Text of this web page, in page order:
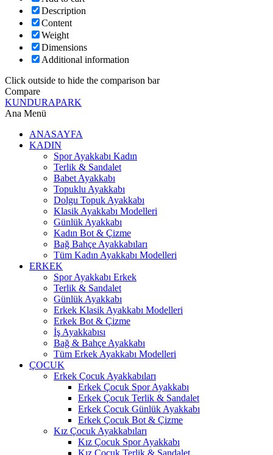
Description
Content
Weight
Dimensions
Additional information
Click outside to hide the comparison bar
Compare
KUNDURAPARK
Ana Menü
ANASAYFA
KADIN
Spor Ayakkabı Kadın
Terlik & Sandalet
Babet Ayakkabı
Topuklu Ayakkabı
Dolgu Topuk Ayakkabı
Klasik Ayakkabı Modelleri
Günlük Ayakkabı
Kadın Bot & Çizme
Bağ Bahçe Ayakkabıları
Tüm Kadın Ayakkabı Modelleri
ERKEK
Spor Ayakkabı Erkek
Terlik & Sandalet
Günlük Ayakkabı
Erkek Klasik Ayakkabı Modelleri
Erkek Bot & Çizme
İş Ayakkabısı
Bağ & Bahçe Ayakkabı
Tüm Erkek Ayakkabı Modelleri
ÇOCUK
Erkek Çocuk Ayakkabıları
Erkek Çocuk Spor Ayakkabı
Erkek Çocuk Terlik & Sandalet
Erkek Çocuk Günlük Ayakkabı
Erkek Çocuk Bot & Çizme
Kız Çocuk Ayakkabıları
Kız Çocuk Spor Ayakkabı
Kız Çocuk Terlik & Sandalet